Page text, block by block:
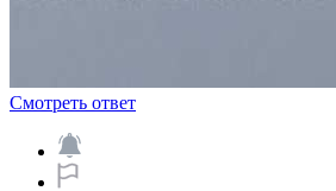
Смотреть ответ